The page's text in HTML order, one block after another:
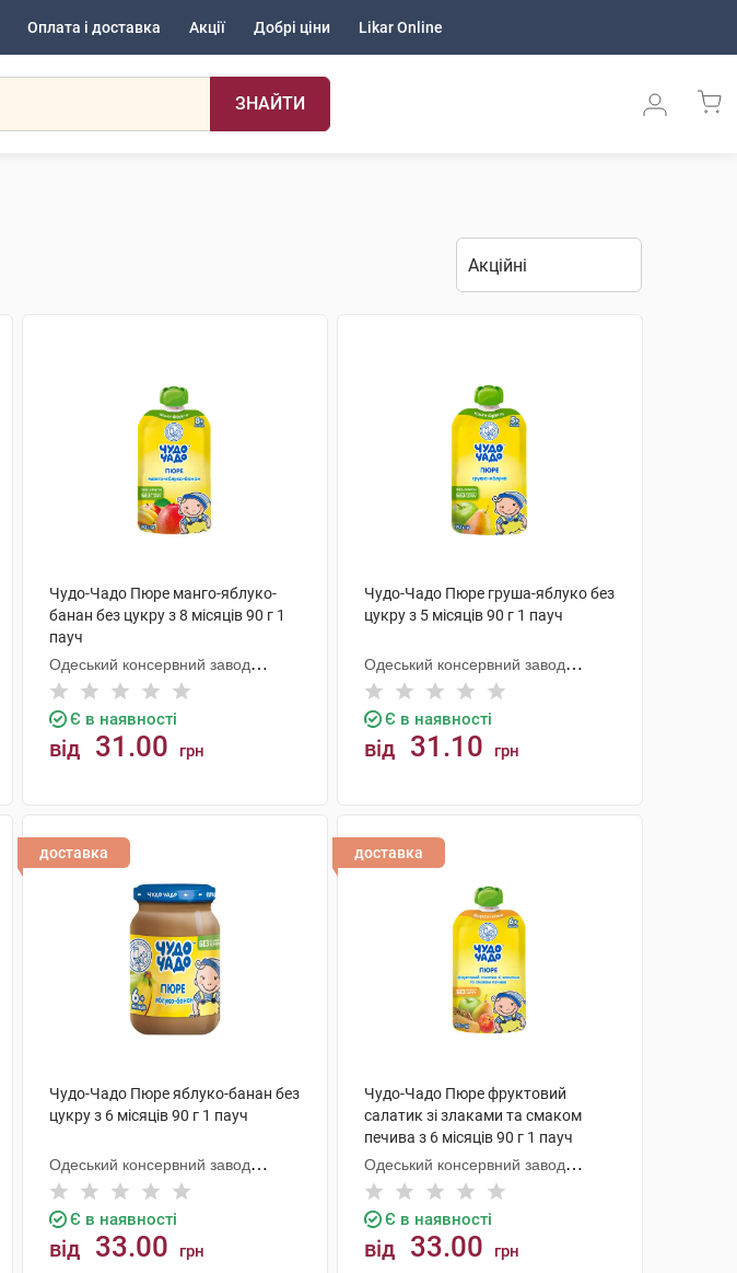
Оплата і доставка Акції Добрі ціни Likar Online
ЗНАЙТИ
Чудо-Чадо Пюре манго-яблуко-
банан без цукру з 8 місяців 90 г 1
пауч
Одеський консервний завод
дитячого харчування
Є в наявності
від 31.00 грн
Чудо-Чадо Пюре груша-яблуко без
цукру з 5 місяців 90 г 1 пауч
Одеський консервний завод
дитячого харчування
Є в наявності
від 31.10 грн
доставка
Чудо-Чадо Пюре яблуко-банан без
цукру з 6 місяців 90 г 1 пауч
Одеський консервний завод
дитячого харчування
Є в наявності
від 33.00 грн
доставка
Чудо-Чадо Пюре фруктовий
салатик зі злаками та смаком
печива з 6 місяців 90 г 1 пауч
Одеський консервний завод
дитячого харчування
Є в наявності
від 33.00 грн